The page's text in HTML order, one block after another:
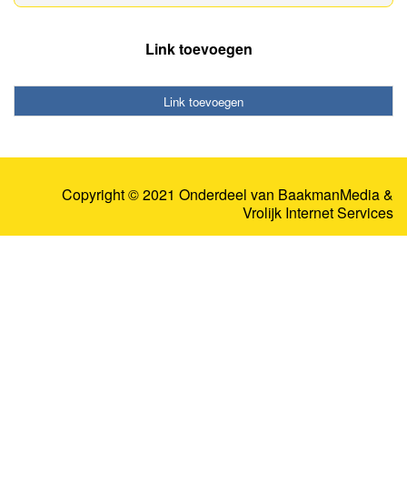
Link toevoegen
Link toevoegen
Copyright © 2021 Onderdeel van BaakmanMedia&
Vrolijk Internet Services